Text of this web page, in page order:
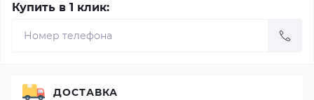
Купить в 1 клик:
ДОСТАВКА